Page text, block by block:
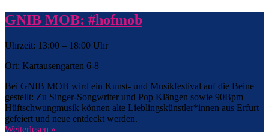
GNIB MOB: #hofmob
Uhrzeit: 13:00 – 18:00 Uhr
Ort: Kartausengarten 6-8
Bei GNIB MOB wird ein Kunst- und Musikfestival auf die Beine
gestellt: Zu Singer-Songwriter und Pop Klängen sowie 90Bpm
Hüftschwungmusik können alte Lieblingskünstler*innen aus Erfurt
gefeiert und neue entdeckt werden.
Weiterlesen »